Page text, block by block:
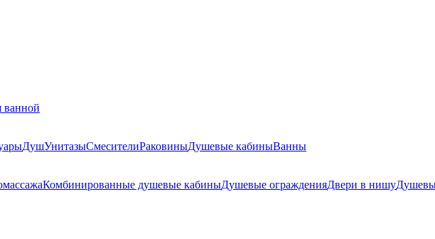
ванной
ДушУнитазыСмесителиРаковиныДушевые кабиныВанны
Комбинированные душевые кабиныДушевые огражденияДвери в нишу